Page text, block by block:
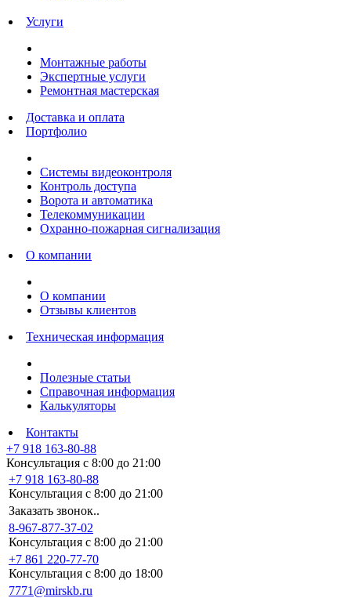
Услуги
Монтажные работы
Экспертные услуги
Ремонтная мастерская
Доставка и оплата
Портфолио
Системы видеоконтроля
Контроль доступа
Ворота и автоматика
Телекоммуникации
Охранно-пожарная сигнализация
О компании
О компании
Отзывы клиентов
Техническая информация
Полезные статьи
Справочная информация
Калькуляторы
Контакты
+7 918 163-80-88
Консультация с 8:00 до 21:00
+7 918 163-80-88
Консультация с 8:00 до 21:00
Заказать звонок..
8-967-877-37-02
Консультация с 8:00 до 21:00
+7 861 220-77-70
Консультация с 8:00 до 18:00
7771@mirskb.ru